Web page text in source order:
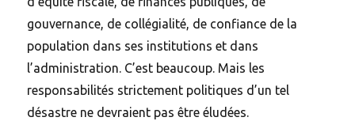
gouvernance, de collégialité, de confiance de la
population dans ses institutions et dans
l’administration. C’est beaucoup. Mais les
responsabilités strictement politiques d’un tel
désastre ne devraient pas être éludées.